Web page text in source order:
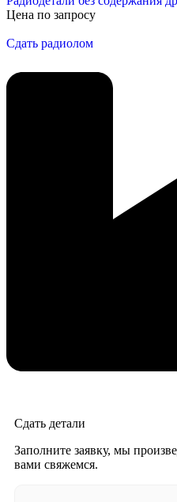
Цена по запросу
Сдать радиолом
Сдать детали
Заполните заявку, мы
вами свяжемся.